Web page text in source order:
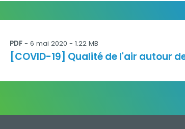
AtmoSud_Qualité Air_Aéroport
PDF- 6 mai 2020 - 1.22 MB
Titre
[COVID-19] Qualité de l'air autour